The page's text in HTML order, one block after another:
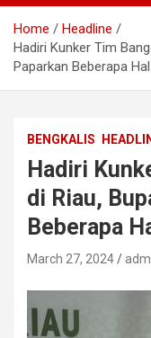
Home
Headline
Hadiri Kunker Tim
Paparkan Beberapa
BENGKALIS
Hadiri
di Riau,
Beberapa
March 27, 2024